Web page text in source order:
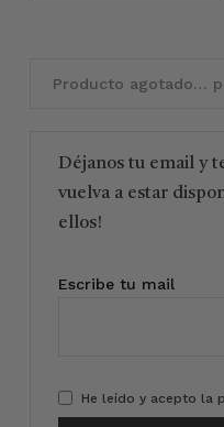
Producto agotado…
Déjanos tu email y
vuelva a estar
ellos!
Escribe tu mail
He leído y acepto la